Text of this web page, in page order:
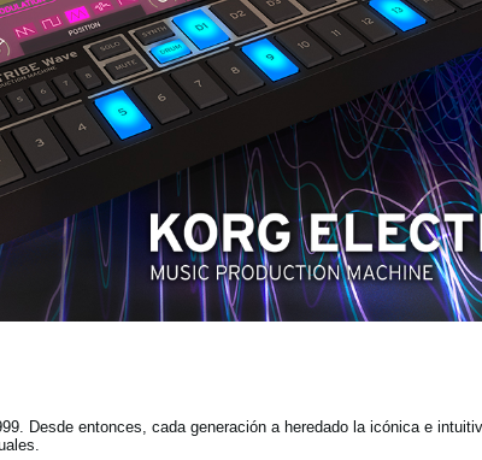
Desde entonces, cada generación a heredado la icónica e